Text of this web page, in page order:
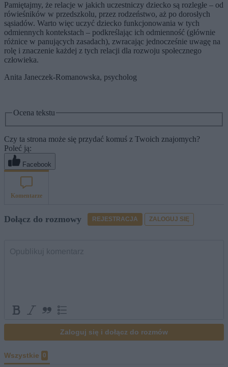
Pamiętajmy, że relacje w jakich uczestniczy dziecko są rozległe – od
rówieśników w przedszkolu, przez rodzeństwo, aż po dorosłych
sąsiadów. Warto więc uczyć dziecko funkcjonowania w tych
odmiennych kontekstach – podkreślając ich odmienność (głównie
różnice w panujących zasadach), zwracając jednocześnie uwagę na
rolę i znaczenie każdej z tych relacji dla rozwoju społecznego
człowieka.
Anita Janeczek-Romanowska, psycholog
Ocena tekstu
Czy ta strona może się przydać komuś z Twoich znajomych?
Poleć ją:
Facebook